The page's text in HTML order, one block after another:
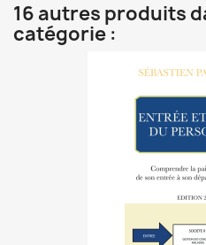
16 autres produits
catégorie :